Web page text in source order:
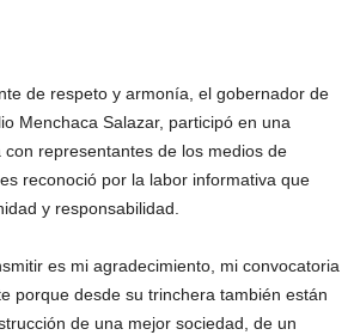
de respeto y armonía, el gobernador de
Menchaca Salazar, participó en una
con representantes de los medios de
reconoció por la labor informativa que
y responsabilidad.
es mi agradecimiento, mi convocatoria
porque desde su trinchera también están
de una mejor sociedad, de un